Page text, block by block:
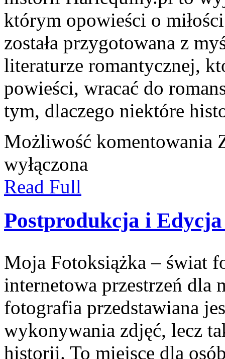
którym opowieści o
została przygotowana z
literaturze romantycznej,
powieści, wracać do
tym, dlaczego niektóre
Możliwość komentowania
wyłączona
Read Full
Postprodukcja i
Moja Fotoksiążka – świat
internetowa przestrzeń dla
fotografia przedstawiana
wykonywania zdjęć, lecz
historii. To miejsce dla